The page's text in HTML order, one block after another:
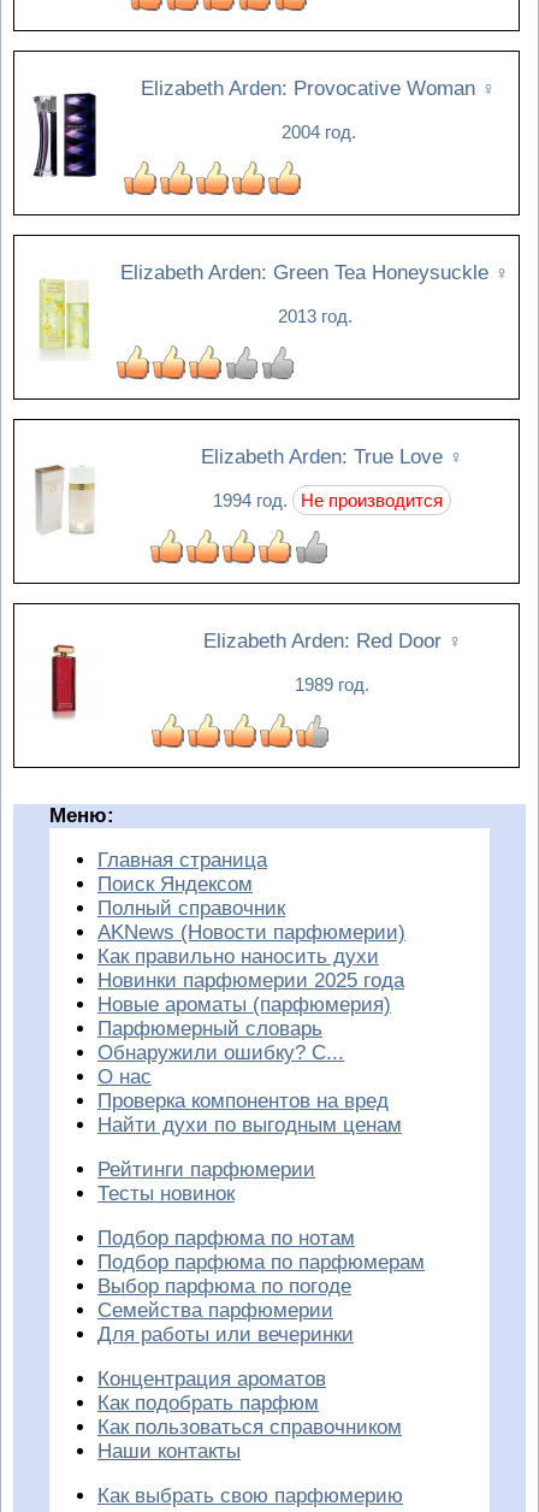
Elizabeth Arden: Provocative Woman ♀
2004 год.
Elizabeth Arden: Green Tea Honeysuckle ♀
2013 год.
Elizabeth Arden: True Love ♀
1994 год. Не производится
Elizabeth Arden: Red Door ♀
1989 год.
Меню:
Главная страница
Поиск Яндексом
Полный справочник
AKNews (Новости парфюмерии)
Как правильно наносить духи
Новинки парфюмерии 2025 года
Новые ароматы (парфюмерия)
Парфюмерный словарь
Обнаружили ошибку? С...
О нас
Проверка компонентов на вред
Найти духи по выгодным ценам
Рейтинги парфюмерии
Тесты новинок
Подбор парфюма по нотам
Подбор парфюма по парфюмерам
Выбор парфюма по погоде
Семейства парфюмерии
Для работы или вечеринки
Концентрация ароматов
Как подобрать парфюм
Как пользоваться справочником
Наши контакты
Как выбрать свою парфюмерию